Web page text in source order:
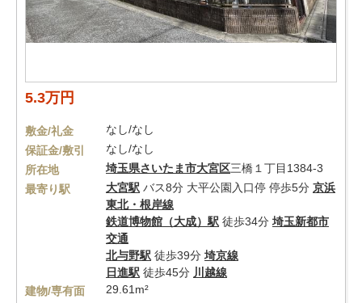
5.3万円
敷金/礼金
なし/なし
保証金/敷引
なし/なし
所在地
埼玉県さいたま市大宮区三橋１丁目1384-3
最寄り駅
大宮駅 バス8分 大平公園入口停 停歩5分 京浜
東北・根岸線
鉄道博物館（大成）駅 徒歩34分 埼玉新都市
交通
北与野駅 徒歩39分 埼京線
日進駅 徒歩45分 川越線
建物/専有面
29.61m²